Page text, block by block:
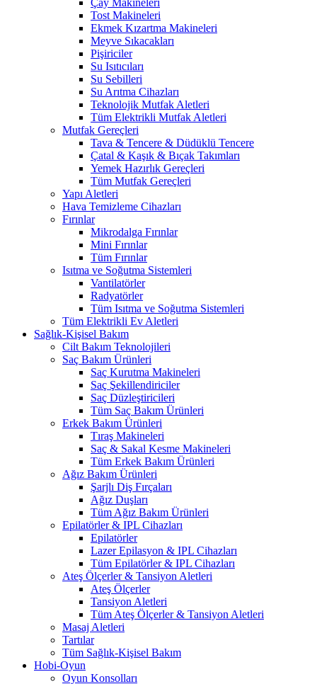
Çay Makineleri
Tost Makineleri
Ekmek Kızartma Makineleri
Meyve Sıkacakları
Pişiriciler
Su Isıtıcıları
Su Sebilleri
Su Arıtma Cihazları
Teknolojik Mutfak Aletleri
Tüm Elektrikli Mutfak Aletleri
Mutfak Gereçleri
Tava & Tencere & Düdüklü Tencere
Çatal & Kaşık & Bıçak Takımları
Yemek Hazırlık Gereçleri
Tüm Mutfak Gereçleri
Yapı Aletleri
Hava Temizleme Cihazları
Fırınlar
Mikrodalga Fırınlar
Mini Fırınlar
Tüm Fırınlar
Isıtma ve Soğutma Sistemleri
Vantilatörler
Radyatörler
Tüm Isıtma ve Soğutma Sistemleri
Tüm Elektrikli Ev Aletleri
Sağlık-Kişisel Bakım
Cilt Bakım Teknolojileri
Saç Bakım Ürünleri
Saç Kurutma Makineleri
Saç Şekillendiriciler
Saç Düzleştiricileri
Tüm Saç Bakım Ürünleri
Erkek Bakım Ürünleri
Tıraş Makineleri
Saç & Sakal Kesme Makineleri
Tüm Erkek Bakım Ürünleri
Ağız Bakım Ürünleri
Şarjlı Diş Fırçaları
Ağız Duşları
Tüm Ağız Bakım Ürünleri
Epilatörler & IPL Cihazları
Epilatörler
Lazer Epilasyon & IPL Cihazları
Tüm Epilatörler & IPL Cihazları
Ateş Ölçerler & Tansiyon Aletleri
Ateş Ölçerler
Tansiyon Aletleri
Tüm Ateş Ölçerler & Tansiyon Aletleri
Masaj Aletleri
Tartılar
Tüm Sağlık-Kişisel Bakım
Hobi-Oyun
Oyun Konsolları